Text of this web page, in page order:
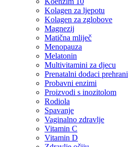
Kolagen za ljepotu
Kolagen za zglobove
Magnezij
Matična mliječ
Menopauza
Melatonin
Multivitamini za djecu
Prenatalni dodaci prehrani
Probavni enzimi
Proizvodi s inozitolom
Rodiola
Spavanje
Vaginalno zdravlje
Vitamin C
Vitamin D